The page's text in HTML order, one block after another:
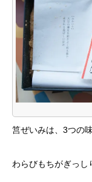
筥ぜいみは、3つの
わらびもちがぎっし